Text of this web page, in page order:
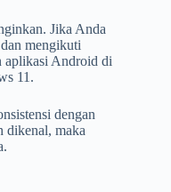
Jika Anda
mengikuti
aplikasi Android di
11.
dengan
dikenal, maka